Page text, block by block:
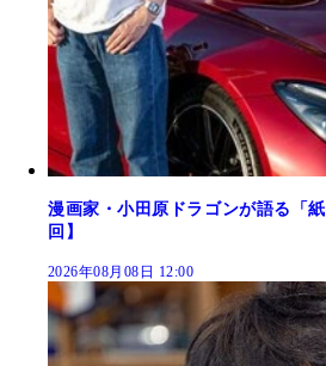
漫画家・小田原ドラゴンが語る「
回】
2026年08月08日 12:00